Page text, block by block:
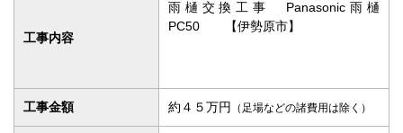
工事内容
雨樋交換工事 Panasonic雨樋
PC50 【伊勢原市】
工事金額 約４５万円 （足場などの諸費用は除く）